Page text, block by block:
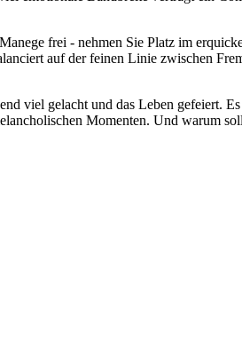
frei - nehmen Sie Platz im
auf der feinen Linie zwischen
viel gelacht und das Leben gefeiert.
Momenten. Und warum